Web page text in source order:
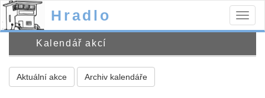
Hradlo
Kalendář akcí
Aktuální akce Archiv kalendáře